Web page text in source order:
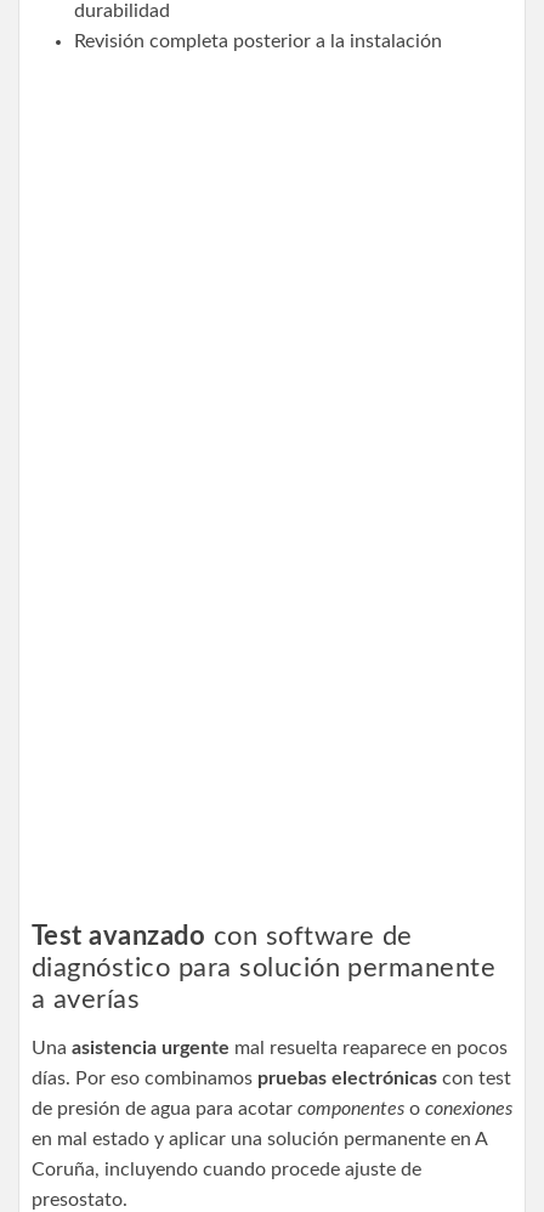
durabilidad
Revisión completa posterior a la instalación
Test avanzado con software de
diagnóstico para solución permanente
a averías
Una asistencia urgente mal resuelta reaparece en pocos
días. Por eso combinamos pruebas electrónicas con test
de presión de agua para acotar componentes o conexiones
en mal estado y aplicar una solución permanente en A
Coruña, incluyendo cuando procede ajuste de
presostato.